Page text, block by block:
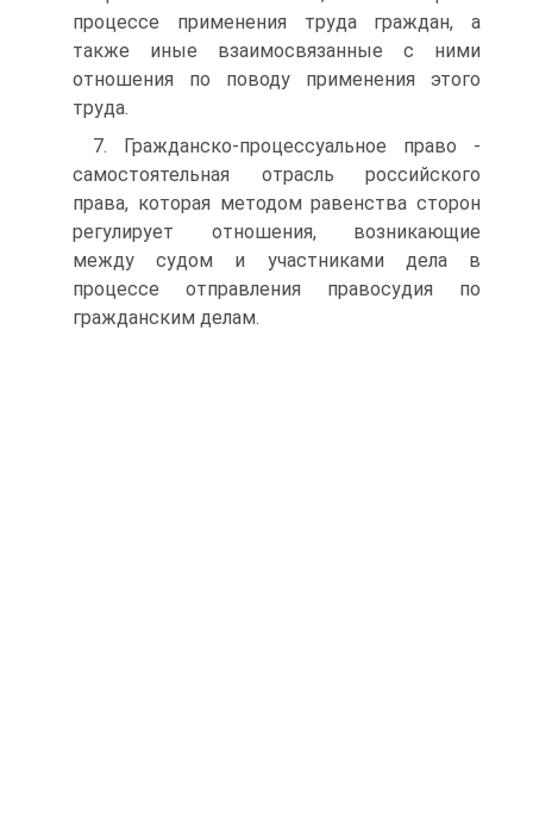
процессе применения труда граждан, а
также иные взаимос­вязанные с ними
отношения по поводу применения этого
труда.
7. Гражданско-процессуальное право -
самостоятельная от­расль российского
права, которая методом равенства сторон
ре­гулирует отношения, возникающие
между судом и участниками дела в
процессе отправления правосудия по
гражданским делам.